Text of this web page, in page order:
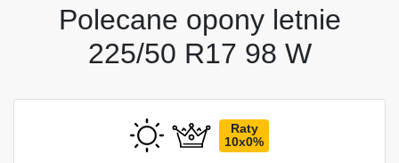
Polecane opony letnie
225/50 R17 98 W
Raty
10x0%